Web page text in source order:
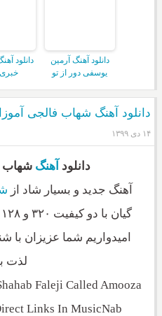
دانلود آهنگ آرمین
یوسفی دور از تو
دانلود
دانلود آهنگ شهاب فالجی
۱۴ دی ۱۳۹۹
دانلود آهنگ شهاب
آهنگ جدید و بسیار شاد از
گیان با دو کیفیت ۳۲۰ و ۱۲۸ + متن ترانه از
امیدواریم شما عزیزان با
لذت
Faleji Called Amooza
Links In MusicNab